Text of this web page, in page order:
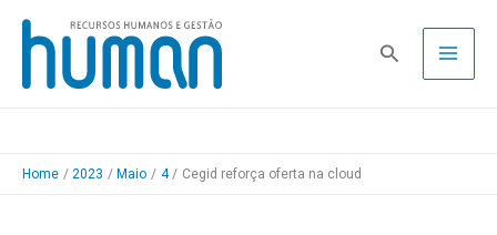
Skip
content
Pesquisa
Home 2023 Maio 4 Cegid reforça oferta na cloud